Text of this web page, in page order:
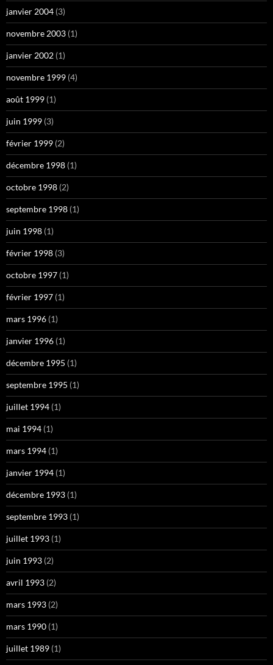
janvier 2004 (3)
novembre 2003 (1)
janvier 2002 (1)
novembre 1999 (4)
août 1999 (1)
juin 1999 (3)
février 1999 (2)
décembre 1998 (1)
octobre 1998 (2)
septembre 1998 (1)
juin 1998 (1)
février 1998 (3)
octobre 1997 (1)
février 1997 (1)
mars 1996 (1)
janvier 1996 (1)
décembre 1995 (1)
septembre 1995 (1)
juillet 1994 (1)
mai 1994 (1)
mars 1994 (1)
janvier 1994 (1)
décembre 1993 (1)
septembre 1993 (1)
juillet 1993 (1)
juin 1993 (2)
avril 1993 (2)
mars 1993 (2)
mars 1990 (1)
juillet 1989 (1)